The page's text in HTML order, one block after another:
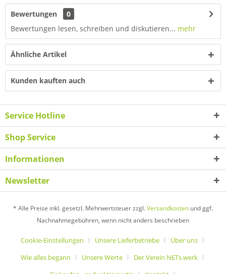
Bewertungen
0
Bewertungen lesen, schreiben und diskutieren... mehr
Ähnliche Artikel
Kunden kauften auch
Service Hotline
Shop Service
Informationen
Newsletter
* Alle Preise inkl. gesetzl. Mehrwertsteuer zzgl.Versandkosten und ggf.
Nachnahmegebühren, wenn nicht anders beschrieben
Cookie-Einstellungen Unsere Lieferbetriebe
Über uns
Wie alles begann
Unsere Werte
Der Verein NETs.werk